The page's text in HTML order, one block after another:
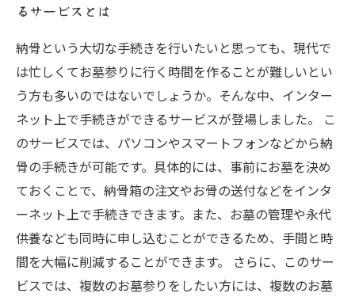
るサービスとは
納骨という大切な手続きを行いたいと思っても、現代で
は忙しくてお墓参りに行く時間を作ることが難しいとい
う方も多いのではないでしょうか。そんな中、インター
ネット上で手続きができるサービスが登場しました。 こ
のサービスでは、パソコンやスマートフォンなどから納
骨の手続きが可能です。具体的には、事前にお墓を決め
ておくことで、納骨箱の注文やお骨の送付などをインタ
ーネット上で手続きできます。また、お墓の管理や永代
供養なども同時に申し込むことができるため、手間と時
間を大幅に削減することができます。 さらに、このサー
ビスでは、複数のお墓参りをしたい方には、複数のお墓